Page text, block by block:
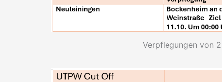
Verpflegungen von